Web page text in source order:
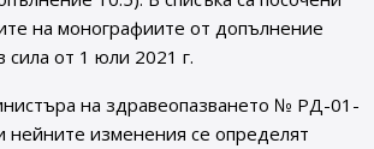
на монографиите от допълнение
сила от 1 юли 2021 г.
на здравеопазването № РД-01-
нейните изменения се определят